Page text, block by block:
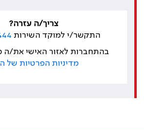
צריך/ה עזרה?
התקשר/י למוקד השירות
בהתחברות לאזור האישי את/
מדיניות הפרטיות של